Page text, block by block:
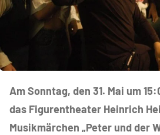
Am Sonntag, den 31. Mai um
das Figurentheater Heinrich
Musikmärchen „Peter und der